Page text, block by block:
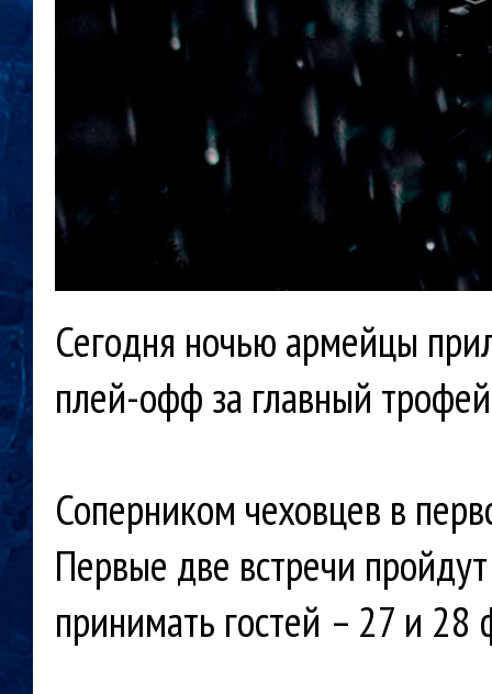
Сегодня ночью армейцы
плей-офф за главный
Соперником чеховцев в
Первые две встречи
принимать гостей – 27 и 28